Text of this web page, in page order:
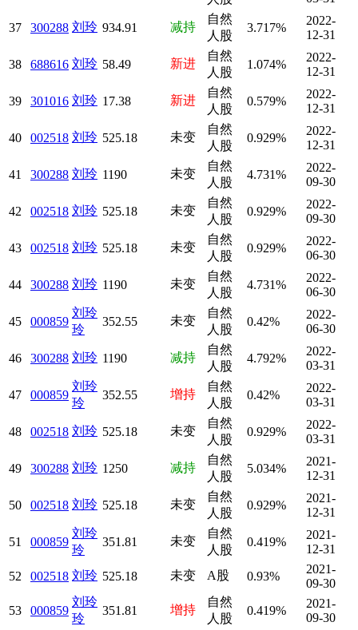
37 300288 刘玲 934.91 减持
自然
人股
3.717%
2022-
12-31
38 688616 刘玲 58.49 新进
自然
人股
1.074%
2022-
12-31
39 301016 刘玲 17.38 新进
自然
人股
0.579%
2022-
12-31
40 002518 刘玲 525.18 未变
自然
人股
0.929%
2022-
12-31
41 300288 刘玲 1190 未变
自然
人股
4.731%
2022-
09-30
42 002518 刘玲 525.18 未变
自然
人股
0.929%
2022-
09-30
43 002518 刘玲 525.18 未变
自然
人股
0.929%
2022-
06-30
44 300288 刘玲 1190 未变
自然
人股
4.731%
2022-
06-30
45 000859
刘玲
玲
352.55 未变
自然
人股
0.42%
2022-
06-30
46 300288 刘玲 1190 减持
自然
人股
4.792%
2022-
03-31
47 000859
刘玲
玲
352.55 增持
自然
人股
0.42%
2022-
03-31
48 002518 刘玲 525.18 未变
自然
人股
0.929%
2022-
03-31
49 300288 刘玲 1250 减持
自然
人股
5.034%
2021-
12-31
50 002518 刘玲 525.18 未变
自然
人股
0.929%
2021-
12-31
51 000859
刘玲
玲
351.81 未变
自然
人股
0.419%
2021-
12-31
52
002518 刘玲 525.18 未变 A股 0.93%
2021-
09-30
53
000859
刘玲
玲
351.81 增持
自然
人股
0.419%
2021-
09-30